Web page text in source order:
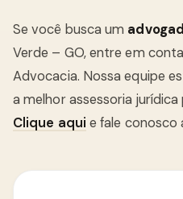
Se você busca um
Verde – GO, entre em
Advocacia. Nossa equipe
a melhor assessoria
Clique aqui e fale conosco